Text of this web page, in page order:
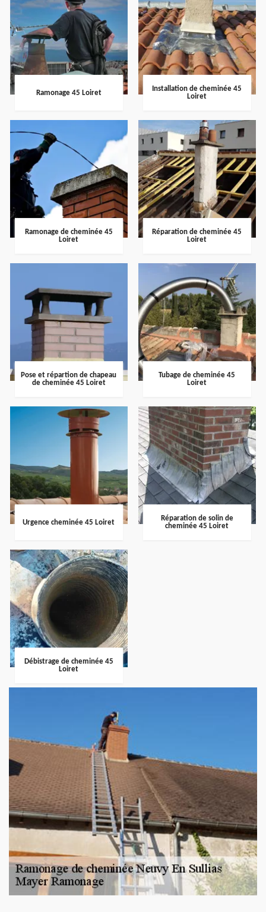
Ramonage 45 Loiret
Installation de cheminée 45
Loiret
Ramonage de cheminée 45
Loiret
Réparation de cheminée 45
Loiret
Pose et répartion de chapeau
de cheminée 45 Loiret
Tubage de cheminée 45
Loiret
Urgence cheminée 45 Loiret
Réparation de solin de
cheminée 45 Loiret
Débistrage de cheminée 45
Loiret